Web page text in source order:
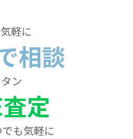
軽に
相談
ン
定
も気軽に